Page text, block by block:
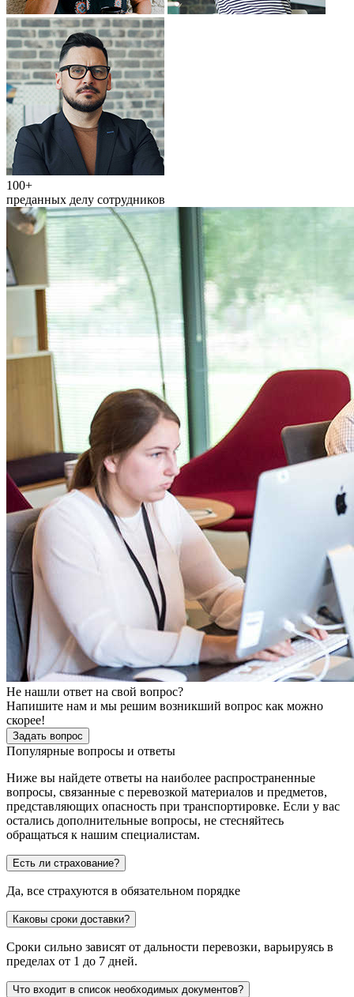
100+
преданных делу сотрудников
Не нашли ответ на свой вопрос?
Напишите нам и мы решим возникший вопрос как можно
скорее!
Задать вопрос
Популярные вопросы и ответы
Ниже вы найдете ответы на наиболее распространенные
вопросы, связанные с перевозкой материалов и предметов,
представляющих опасность при транспортировке. Если у вас
остались дополнительные вопросы, не стесняйтесь
обращаться к нашим специалистам.
Есть ли страхование?
Да, все страхуются в обязательном порядке
Каковы сроки доставки?
Сроки сильно зависят от дальности перевозки, варьируясь в
пределах от 1 до 7 дней.
Что входит в список необходимых документов?